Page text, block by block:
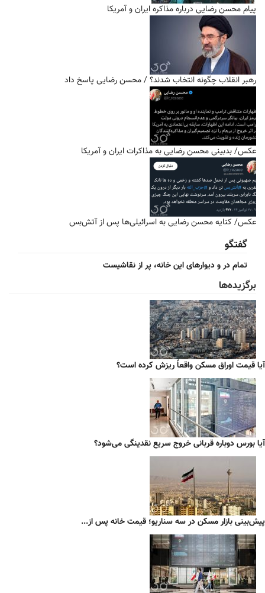
پیام محسن رضایی درباره مذاکره ایران و آمریکا
رهبر انقلاب چگونه انتخاب شدند؟ / محسن رضایی پاسخ داد
عکس/ بدبینی محسن رضایی به مذاکرات ایران و آمریکا
عکس/ کنایه محسن رضایی به اسرائیلی‌ها پس از آتش‌بس
گفتگو
تمام در و دیوارهای این خانه، پر از نقاشیست
برگزیده‌ها
آیا قیمت اوراق مسکن واقعاً ریزش کرده است؟
آیا بورس دوباره قربانی خروج سریع نقدینگی می‌شود؟
پیش‌بینی بازار مسکن در سه سناریو؛ قیمت خانه پس از...